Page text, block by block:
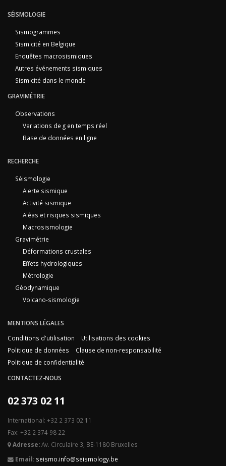
SÉISMOLOGIE
Sismogrammes
Sismicité en Belgique
Enquêtes macrosismiques
Autres événements sismiques
Sismicité dans le monde
GRAVIMÉTRIE
Observations
Variations de g en temps réel
Base de données en ligne
RECHERCHE
Séismologie
Alerte sismique
Activité sismique
Aléas et risques sismiques
Macrosismologie
Gravimétrie
Déformations crustales
Effets hydrologiques
Métrologie
Géodynamique
Volcano-sismologie
MENTIONS LÉGALES
Conditions d'utilisation
Utilisations des cookies
Politique de données
Clause de non-responsabilité
Politique de confidentialité
CONTACTEZ-NOUS
02 373 02 11
International: +32 2 373 02 11
Fax: +32 2 374 98 22
Adresse:Av. Circulaire 3, BE-1180 Bruxelles
Email: seismo.info@seismology.be